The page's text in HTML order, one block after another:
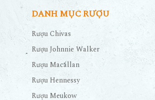
DANH MỤC RƯỢU
Rượu Chivas
Rượu Johnnie Walker
Rượu Macallan
Rượu Hennessy
Rượu Meukow